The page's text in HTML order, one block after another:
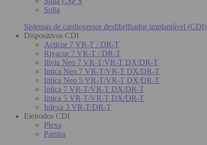
Solia
Sistemas de cardioversor desfibrilhador implantável (CDI)
Dispositivos CDI
Acticor 7 VR-T / DR-T
Rivacor 7 VR-T / DR-T
Ilivia Neo 7 VR-T/VR-T DX/DR-T
Intica Neo 7 VR-T/VR-T DX/DR-T
Intica Neo 5 VR-T/VR-T DX/DR-T
Intica 7 VR-T/VR-T DX/DR-T
Intica 5 VR-T/VR-T DX/DR-T
Inlexa 3 VR-T/DR-T
Eletrodos CDI
Plexa
Pamira